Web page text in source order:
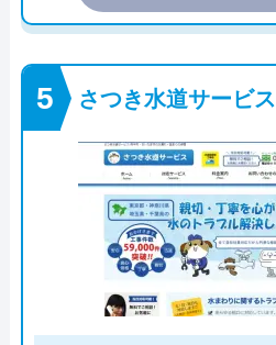
さつき水道サービス